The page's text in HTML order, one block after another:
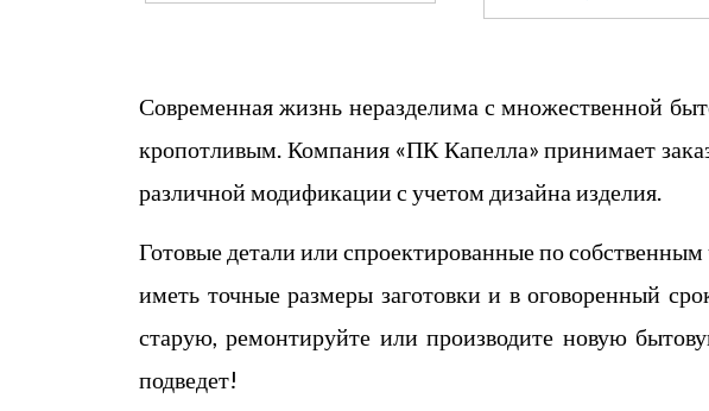
Современная жизнь неразделима с множественной
кропотливым. Компания «ПК Капелла» принимает
различной модификации с учетом дизайна изделия.
Готовые детали или спроектированные по
иметь точные размеры заготовки и в оговоренный
старую, ремонтируйте или производите новую
подведет!